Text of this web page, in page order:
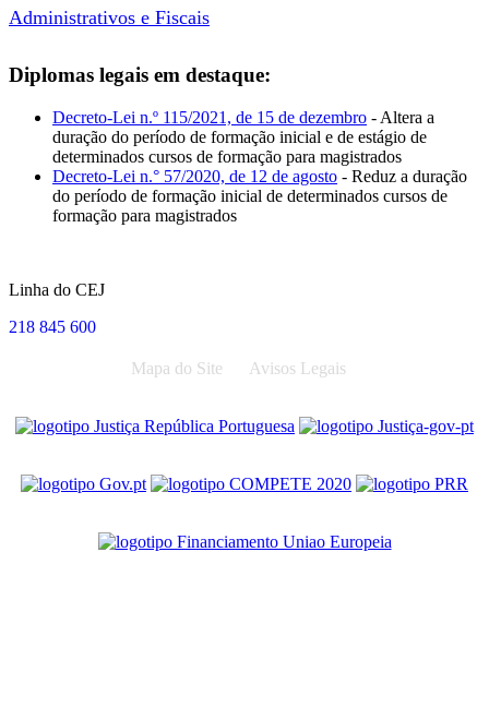
Administrativos e Fiscais
Diplomas legais em destaque:
Decreto-Lei n.º 115/2021, de 15 de dezembro - Altera a
duração do período de formação inicial e de estágio de
determinados cursos de formação para magistrados
Decreto-Lei n.° 57/2020, de 12 de agosto - Reduz a duração
do período de formação inicial de determinados cursos de
formação para magistrados
Linha do CEJ
218 845 600
Mapa do Site Avisos Legais